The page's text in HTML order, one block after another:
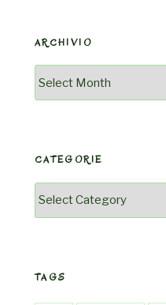
ARCHIVIO
Archivio
CATEGORIE
Categorie
TAGS